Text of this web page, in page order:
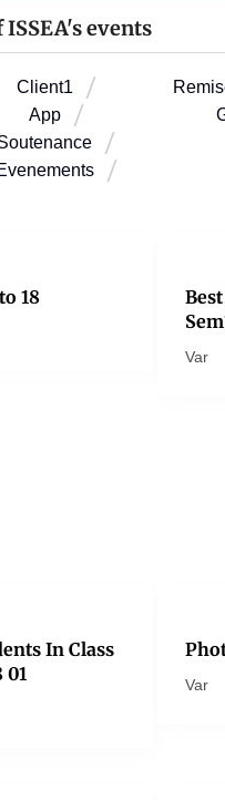
events
Client1
App
18
Var
In Class
01
Var